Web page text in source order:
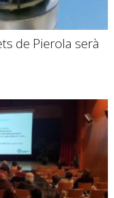
de Pierola serà